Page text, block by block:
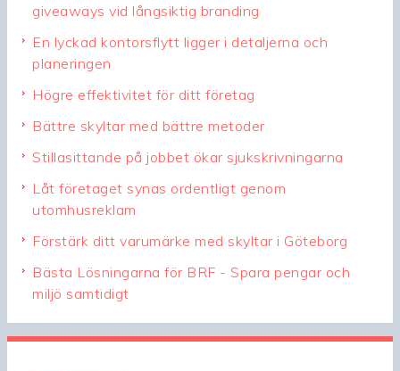
giveaways vid långsiktig branding
En lyckad kontorsflytt ligger i detaljerna och
planeringen
Högre effektivitet för ditt företag
Bättre skyltar med bättre metoder
Stillasittande på jobbet ökar sjukskrivningarna
Låt företaget synas ordentligt genom
utomhusreklam
Förstärk ditt varumärke med skyltar i Göteborg
Bästa Lösningarna för BRF - Spara pengar och
miljö samtidigt